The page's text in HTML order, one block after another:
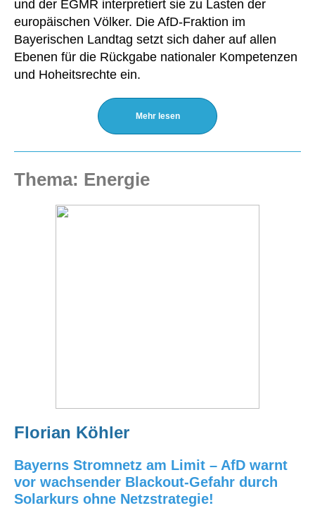
und der EGMR interpretiert sie zu Lasten der
europäischen Völker. Die AfD-Fraktion im
Bayerischen Landtag setzt sich daher auf allen
Ebenen für die Rückgabe nationaler Kompetenzen
und Hoheitsrechte ein.
Mehr lesen
Thema: Energie
Florian Köhler
Bayerns Stromnetz am Limit – AfD warnt
vor wachsender Blackout-Gefahr durch
Solarkurs ohne Netzstrategie!